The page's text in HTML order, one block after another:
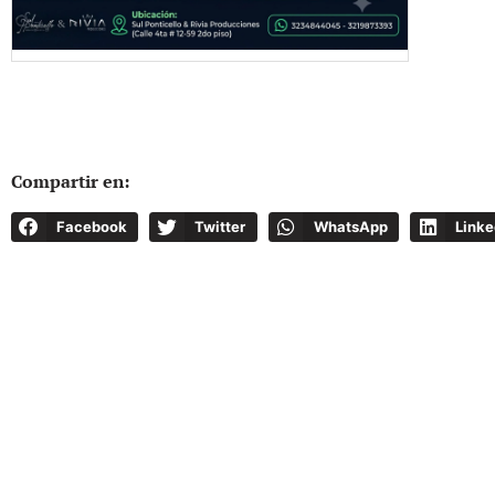
Compartir en:
Facebook Twitter WhatsApp